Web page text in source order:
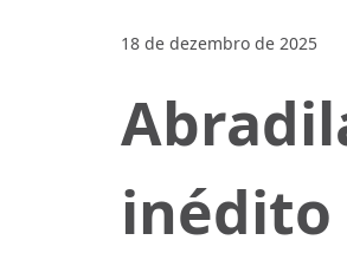
18 de dezembro de 2025
inédito